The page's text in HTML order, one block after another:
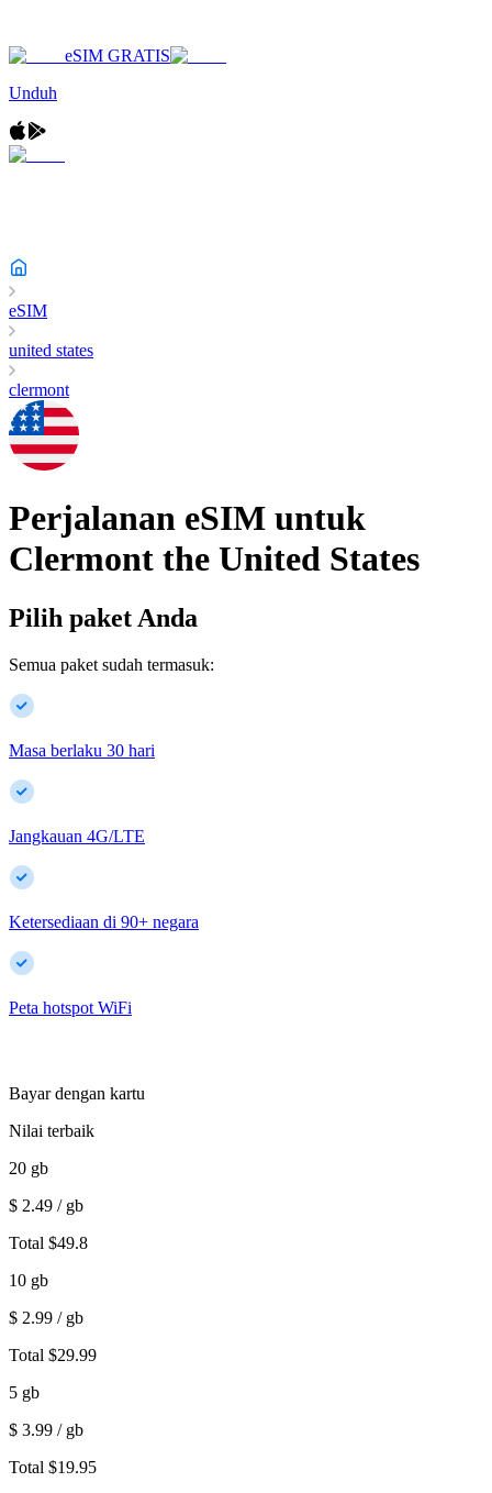
eSIM GRATIS
Unduh
eSIM
united states
clermont
Perjalanan eSIM untuk
Clermont the United States
Pilih paket Anda
Semua paket sudah termasuk:
Masa berlaku 30 hari
Jangkauan 4G/LTE
Ketersediaan di 90+ negara
Peta hotspot WiFi
Bayar dengan kartu
Nilai terbaik
20 gb
$ 2.49 / gb
Total $49.8
10 gb
$ 2.99 / gb
Total $29.99
5 gb
$ 3.99 / gb
Total $19.95